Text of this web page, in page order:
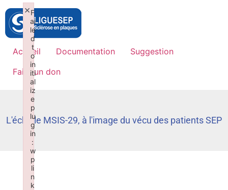
Accueil Documentation
Suggestion
Faire un don
L'échelle MSIS-29, à l'image du vécu des patients SEP
F
ai
le
d
t
o
in
iti
al
iz
e
p
lu
g
in
:
w
p
li
n
k
×